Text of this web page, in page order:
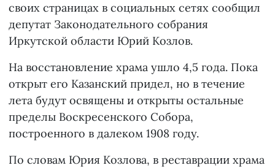
своих страницах в социальных сетях сообщил
депутат Законодательного собрания
Иркутской области Юрий Козлов.
На восстановление храма ушло 4,5 года. Пока
открыт его Казанский придел, но в течение
лета будут освящены и открыты остальные
пределы Воскресенского Собора,
построенного в далеком 1908 году.
По словам Юрия Козлова, в реставрации храма